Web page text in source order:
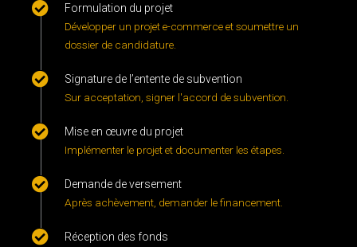
Formulation du projet
Développer un projet e-commerce et soumettre un
dossier de candidature.
Signature de l’entente de subvention
Sur acceptation, signer l'accord de subvention.
Mise en œuvre du projet
Implémenter le projet et documenter les étapes.
Demande de versement
Après achèvement, demander le financement.
Réception des fonds